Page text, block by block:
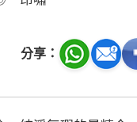
分享：